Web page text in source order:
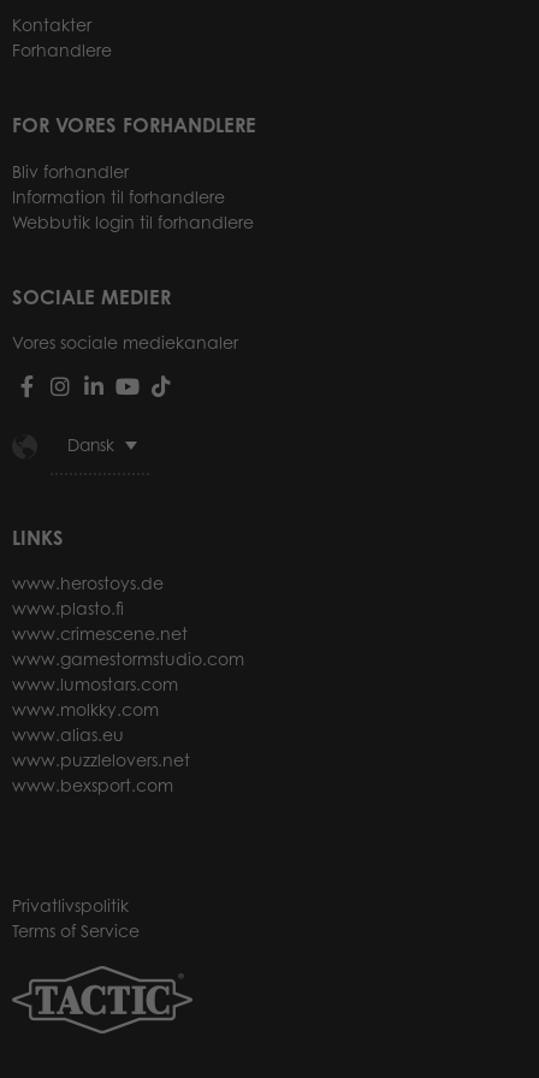
Kontakter
Forhandlere
FOR VORES FORHANDLERE
Bliv forhandler
Information til forhandlere
Webbutik login til forhandlere
SOCIALE MEDIER
Vores sociale mediekanaler
Dansk
LINKS
www.herostoys.de
www.plasto.fi
www.crimescene.net
www.gamestormstudio.com
www.lumostars.com
www.molkky.com
www.alias.eu
www.puzzlelovers.net
www.bexsport.com
Privatlivspolitik
Terms of Service